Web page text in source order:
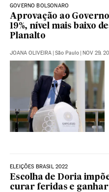
GOVERNO BOLSONARO
Aprovação ao
19%, nível mais baixo
Planalto
JOANA OLIVEIRA | São Paulo | NOV 29,
ELEIÇÕES BRASIL 2022
Escolha de Doria
curar feridas e